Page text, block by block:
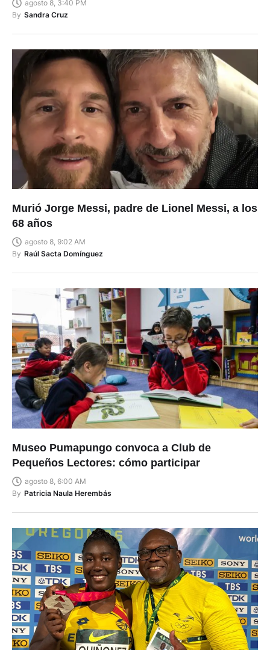
agosto 8, 3:40 PM
By Sandra Cruz
Murió Jorge Messi, padre de Lionel Messi, a los
68 años
agosto 8, 9:02 AM
By Raúl Sacta Domínguez
Museo Pumapungo convoca a Club de
Pequeños Lectores: cómo participar
agosto 8, 6:00 AM
By Patricia Naula Herembás